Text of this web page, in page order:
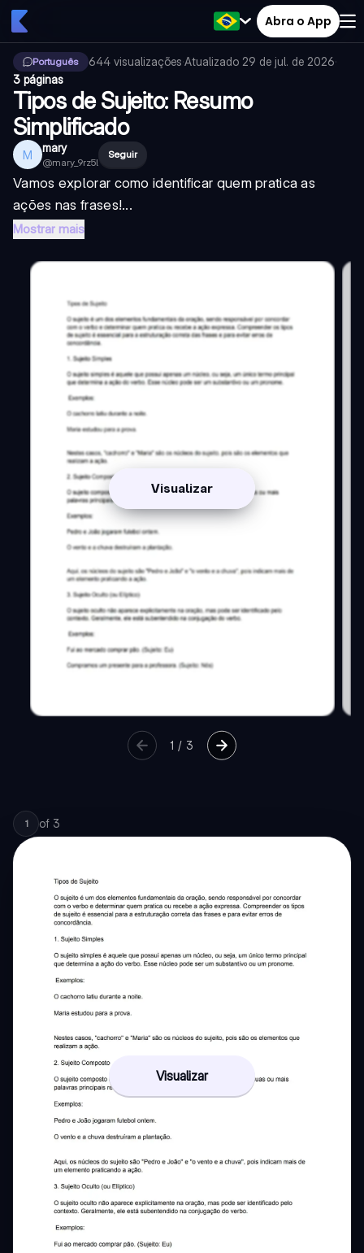
Abra o App
Português 644 visualizações·Atualizado 29 de jul. de 2026·
3 páginas
Tipos de Sujeito: Resumo
Simplificado
M mary
@mary_9rz5l
Seguir
Vamos explorar como identificar quem pratica as
ações nas frases!...
Mostrar mais
Visualizar
1 / 3
1 of 3
Visualizar